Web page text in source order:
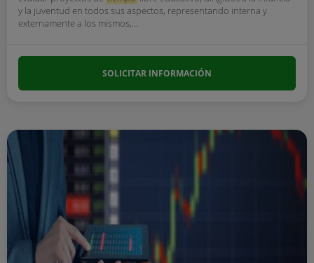
y la juventud en todos sus aspectos, representando interna y
externamente a los mismos,...
SOLICITAR INFORMACIÓN